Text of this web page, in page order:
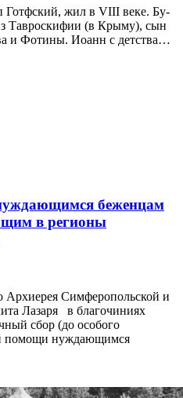
Готф­ский, жил в VIII ве­ке. Бу­
Тав­рос­ки­фии (в Кры­му), сын
и Фо­ти­ны. Иоанн с дет­ства…
беженцам
в регионы
Симферопольской и
Лазаря в благочиниях
сбор (до особого
помощи нуждающимся